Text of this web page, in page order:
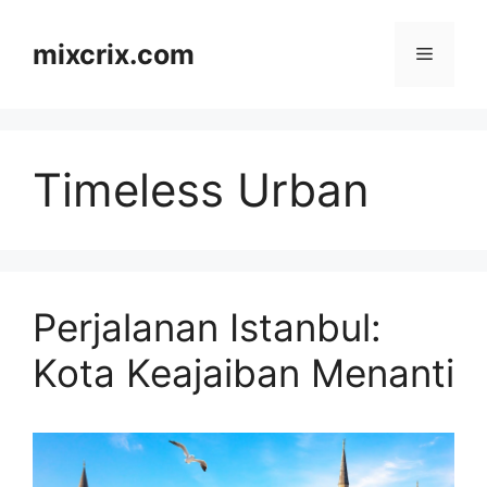
contentmixcrix.com Menu
Timeless Urban
Perjalanan Istanbul:
Kota Keajaiban Menanti